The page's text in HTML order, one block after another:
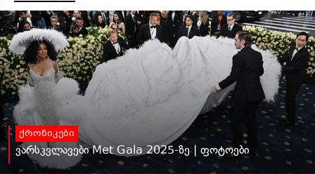
ქრონიკები
ვარსკვლავები Met Gala 2025-ზე | ფოტოები